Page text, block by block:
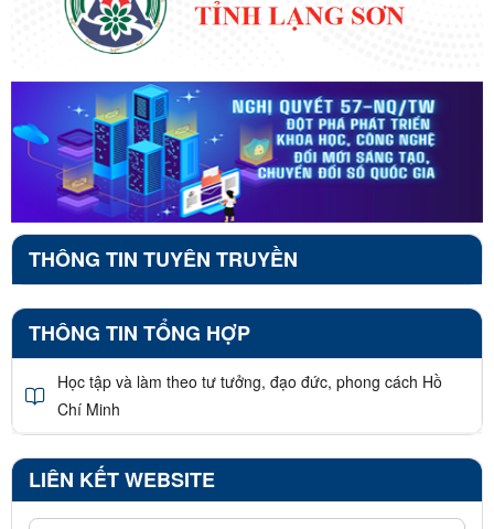
THÔNG TIN TUYÊN TRUYỀN
THÔNG TIN TỔNG HỢP
Học tập và làm theo tư tưởng, đạo đức, phong cách Hồ
Chí Minh
LIÊN KẾT WEBSITE